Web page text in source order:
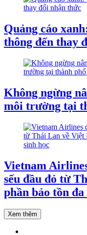
Quảng cáo
thông đến thay
Không ngừng
môi trường tại
Vietnam
sếu đầu đỏ từ
phần bảo tồn
Xem thêm